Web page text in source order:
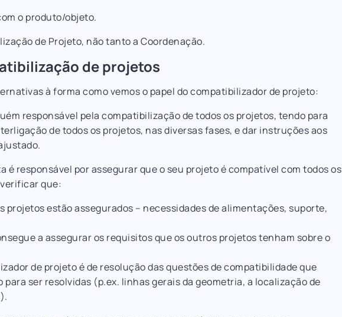
o produto/objeto.
de Projeto, não tanto a Coordenação.
de projetos
à forma como vemos o papel do compatibilizador de projeto:
responsável pela compatibilização de todos os projetos, tendo para
de todos os projetos, nas diversas fases, e dar instruções aos
é responsável por assegurar que o seu projeto é compatível com todos os
que:
projetos estão assegurados – necessidades de alimentações, suporte,
a assegurar os requisitos que os outros projetos tenham sobre o
de projeto é de resolução das questões de compatibilidade que
ser resolvidas (p.ex. linhas gerais da geometria, a localização de